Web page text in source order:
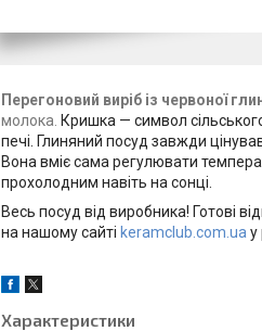
Перегоновий виріб із червоної
молока. Кришка — символ
печі. Глиняний посуд завжди
Вона вміє сама регулювати
прохолодним навіть на сонці.
Весь посуд від виробника! Готові
на нашому сайті keramclub.com.ua у
Характеристики